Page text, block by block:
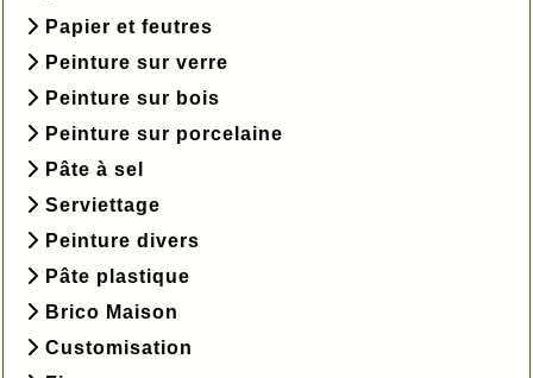
Papier et feutres
Peinture sur verre
Peinture sur bois
Peinture sur porcelaine
Pâte à sel
Serviettage
Peinture divers
Pâte plastique
Brico Maison
Customisation